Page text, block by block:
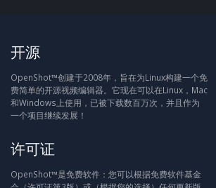
开源
OpenShot™创建于2008年，旨在为Linux构建一个免
费简单的开源视频编辑器。它现在可以在Linux，Mac
和Windows上使用，已被下载数百万次，并且作为
一个项目继续发展！
许可证
OpenShot™是免费软件：您可以根据免费软件基金